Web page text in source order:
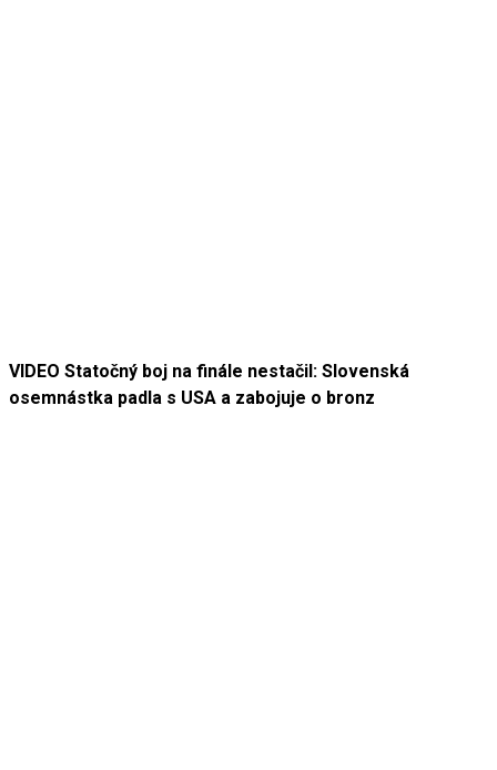
VIDEO Statočný boj na finále nestačil: Slovenská
osemnástka padla s USA a zabojuje o bronz